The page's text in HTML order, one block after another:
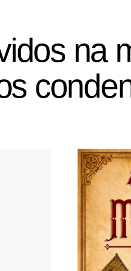
na